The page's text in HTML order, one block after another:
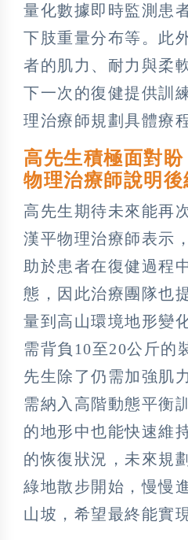
量化數據即時監測患
下肢重量分布等。此
者的肌力、耐力與柔
下一次的復健提供訓
理治療師規劃具體療
高先生積極面對
物理治療師說明後
高先生期待未來能再
漢平物理治療師表示
助於患者在復健過程
態，因此治療團隊也
量到高山環境地形變
需背負10至20公斤的
先生除了仍需加強肌
需納入高階動態平衡
的地形中也能快速維
的恢復狀況，未來規
綠地散步開始，慢慢
山坡，希望最終能實